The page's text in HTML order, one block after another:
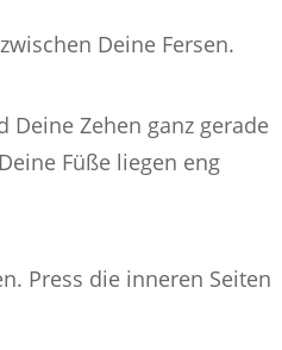
Deine Fersen.
Deine Zehen ganz gerade
Füße liegen eng
Press die inneren Seiten